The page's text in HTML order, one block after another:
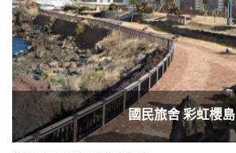
國民旅舍 彩虹櫻島